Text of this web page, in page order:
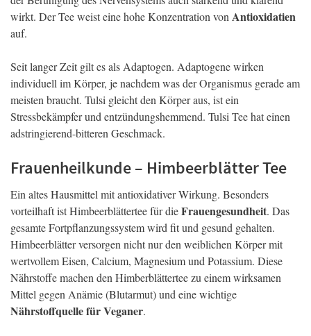
wirkt. Der Tee weist eine hohe Konzentration von Antioxidatien
auf.
Seit langer Zeit gilt es als Adaptogen. Adaptogene wirken
individuell im Körper, je nachdem was der Organismus gerade am
meisten braucht. Tulsi gleicht den Körper aus, ist ein
Stressbekämpfer und entzündungshemmend. Tulsi Tee hat einen
adstringierend-bitteren Geschmack.
Frauenheilkunde – Himbeerblätter Tee
Ein altes Hausmittel mit antioxidativer Wirkung. Besonders
vorteilhaft ist Himbeerblättertee für dieFrauengesundheit. Das
gesamte Fortpflanzungssystem wird fit und gesund gehalten.
Himbeerblätter versorgen nicht nur den weiblichen Körper mit
wertvollem Eisen, Calcium, Magnesium und Potassium. Diese
Nährstoffe machen den Himberblättertee zu einem wirksamen
Mittel gegen Anämie (Blutarmut) und eine wichtige
Nährstoffquelle für Veganer.